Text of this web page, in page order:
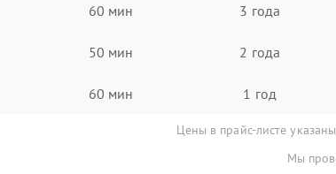
60 мин 3 года
50 мин 2 года
60 мин 1 год
Цены в прайс-листе
Мы